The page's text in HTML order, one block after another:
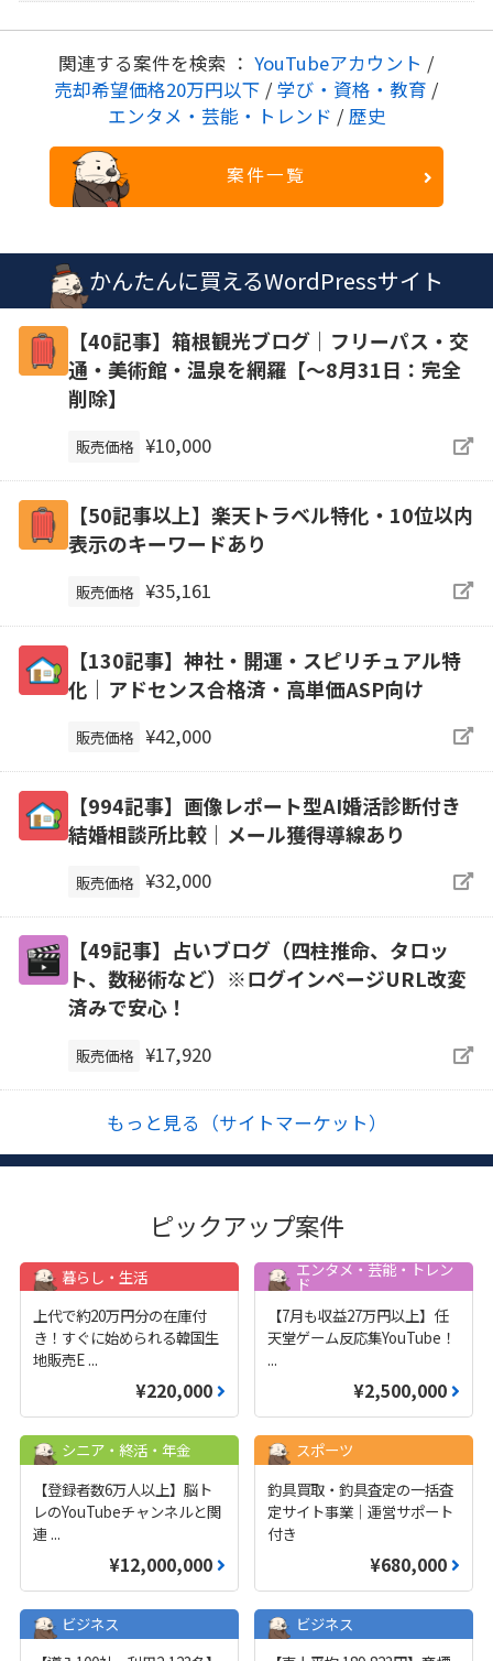
関連する案件を検索 ： YouTubeアカウント /
売却希望価格20万円以下 / 学び・資格・教育 /
エンタメ・芸能・トレンド / 歴史
案件一覧
かんたんに買えるWordPressサイト
【40記事】箱根観光ブログ｜フリーパス・交
通・美術館・温泉を網羅【～8月31日：完全
削除】
販売価格 ¥10,000
【50記事以上】楽天トラベル特化・10位以内
表示のキーワードあり
販売価格 ¥35,161
【130記事】神社・開運・スピリチュアル特
化｜アドセンス合格済・高単価ASP向け
販売価格 ¥42,000
【994記事】画像レポート型AI婚活診断付き
結婚相談所比較｜メール獲得導線あり
販売価格 ¥32,000
【49記事】占いブログ（四柱推命、タロッ
ト、数秘術など）※ログインページURL改変
済みで安心！
販売価格 ¥17,920
もっと見る（サイトマーケット）
ピックアップ案件
暮らし・生活
上代で約20万円分の在庫付
き！すぐに始められる韓国生
地販売E ...
¥220,000
エンタメ・芸能・トレン
ド
【7月も収益27万円以上】任
天堂ゲーム反応集YouTube！
...
¥2,500,000
シニア・終活・年金
【登録者数6万人以上】脳ト
レのYouTubeチャンネルと関
連 ...
¥12,000,000
スポーツ
釣具買取・釣具査定の一括査
定サイト事業｜運営サポート
付き
¥680,000
ビジネス
ビジネス